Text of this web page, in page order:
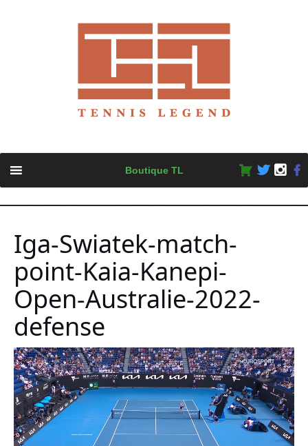
content
Boutique TL
Iga-Swiatek-match-
point-Kaia-Kanepi-
Open-Australie-2022-
defense